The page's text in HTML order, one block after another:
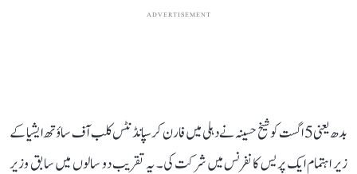
ADVERTISEMENT
بدھ یعنی 5 اگست کو شیخ حسینہ نے دہلی میں فارن کرسپانڈنٹس کلب آف ساؤتھ ایشیا کے
زیر اہتمام ایک پریس کانفرنس میں شرکت کی۔ یہ تقریب دو سالوں میں سابق وزیر